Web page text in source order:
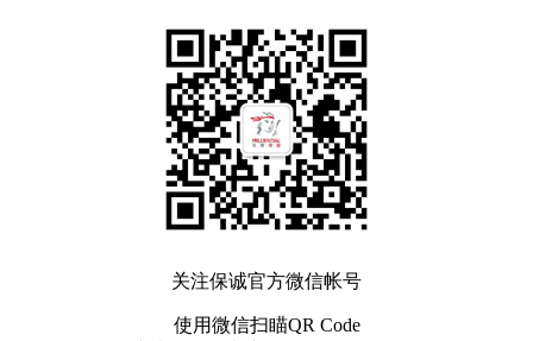
关注保诚官方微信帐号
使用微信扫瞄QR Code